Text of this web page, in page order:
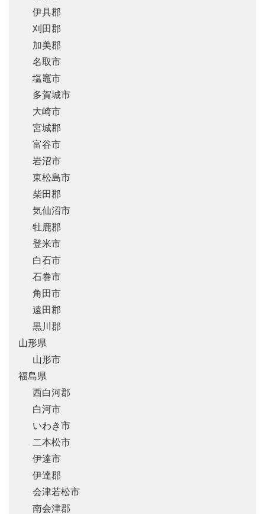
伊具郡
刈田郡
加美郡
名取市
塩竈市
多賀城市
大崎市
宮城郡
富谷市
岩沼市
東松島市
柴田郡
気仙沼市
牡鹿郡
登米市
白石市
石巻市
角田市
遠田郡
黒川郡
山形県
山形市
福島県
西白河郡
白河市
いわき市
二本松市
伊達市
伊達郡
会津若松市
南会津郡